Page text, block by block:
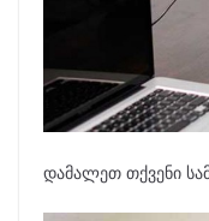
დამალეთ თქვენი